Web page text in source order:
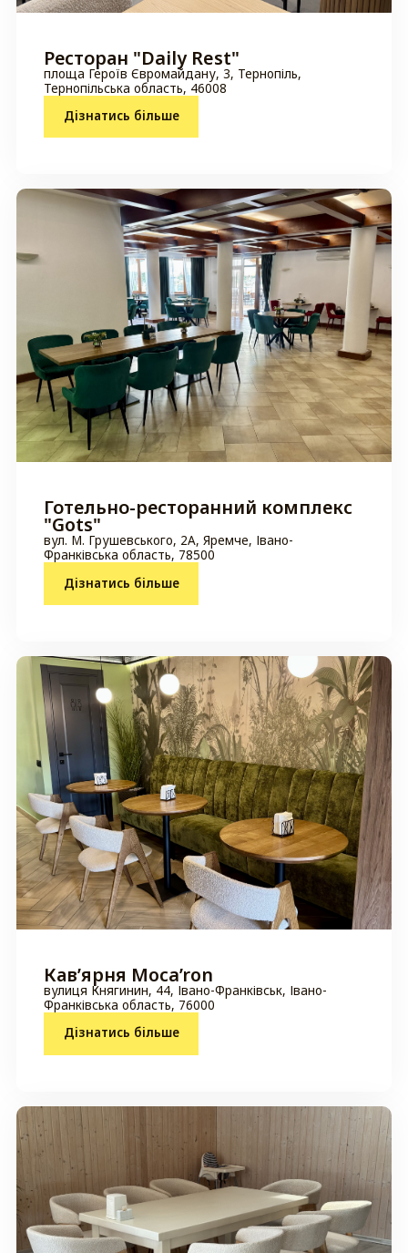
Ресторан "Daily Rest"
площа Героїв Євромайдану, 3, Тернопіль,
Тернопільська область, 46008
Дізнатись більше
Готельно-ресторанний комплекс
"Gots"
вул. М. Грушевського, 2А, Яремче, Івано-
Франківська область, 78500
Дізнатись більше
Кавʼярня Moca’ron
вулиця Княгинин, 44, Івано-Франківськ, Івано-
Франківська область, 76000
Дізнатись більше